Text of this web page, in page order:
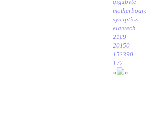
gigabyte
synaptics
elantech
2189
20150
153390
172